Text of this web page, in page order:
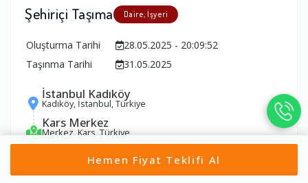
Şehiriçi Taşıma Daire, İşyeri
Oluşturma Tarihi
28.05.2025 - 20:09:52
Taşınma Tarihi
31.05.2025
İstanbul Kadıköy
Kadıköy, İstanbul, Türkiye
Kars Merkez
Merkez, Kars, Türkiye
3 TEKLİF VERİLDİ
Hemen Fiyat Teklifi Al